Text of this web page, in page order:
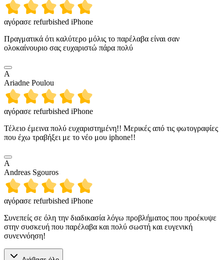
αγόρασε refurbished iPhone
Πραγματικά ότι καλύτερο μόλις το παρέλαβα είναι σαν
ολοκαίνουριο σας ευχαριστώ πάρα πολύ
A
Ariadne Poulou
αγόρασε refurbished iPhone
Τέλειο έμεινα πολύ ευχαριστημένη!! Μερικές από τις φωτογραφίες
που έχω τραβήξει με το νέο μου iphone!!
A
Andreas Sgouros
αγόρασε refurbished iPhone
Συνεπείς σε όλη την διαδικασία λόγω προβλήματος που προέκυψε
στην συσκευή που παρέλαβα και πολύ σωστή και ευγενική
συνεννόηση!